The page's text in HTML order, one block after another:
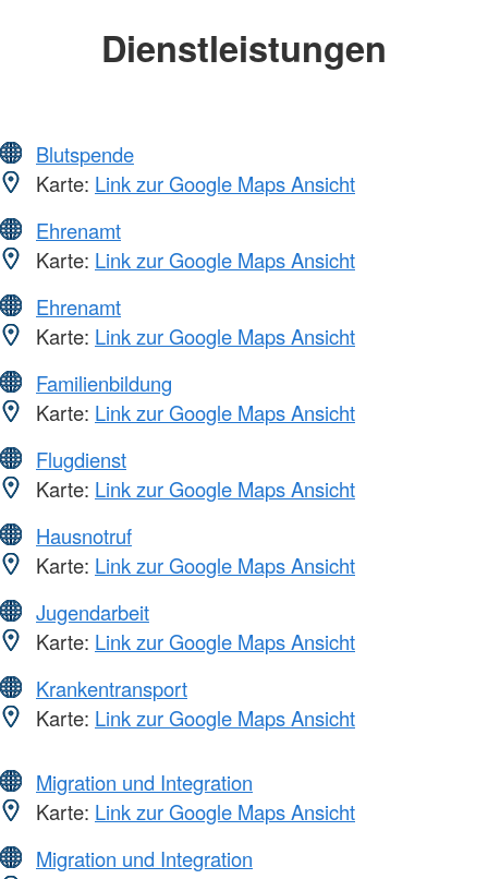
Dienstleistungen
Blutspende
Karte: Link zur Google Maps Ansicht
Ehrenamt
Karte: Link zur Google Maps Ansicht
Ehrenamt
Karte: Link zur Google Maps Ansicht
Familienbildung
Karte: Link zur Google Maps Ansicht
Flugdienst
Karte: Link zur Google Maps Ansicht
Hausnotruf
Karte: Link zur Google Maps Ansicht
Jugendarbeit
Karte: Link zur Google Maps Ansicht
Krankentransport
Karte: Link zur Google Maps Ansicht
Migration und Integration
Karte: Link zur Google Maps Ansicht
Migration und Integration